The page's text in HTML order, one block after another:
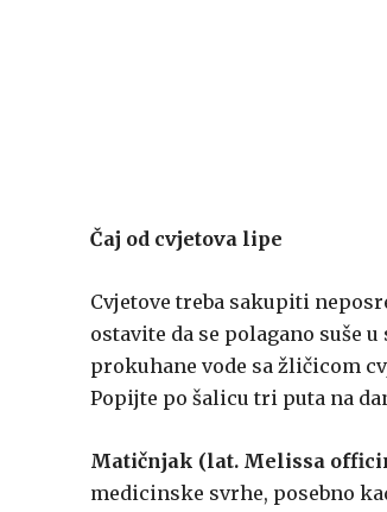
Čaj od cvjetova lipe
Cvjetove treba sakupiti
ostavite da se polagano suše
prokuhane vode sa žličicom
Popijte po šalicu tri puta na
Matičnjak (lat. Melissa
medicinske svrhe, posebno